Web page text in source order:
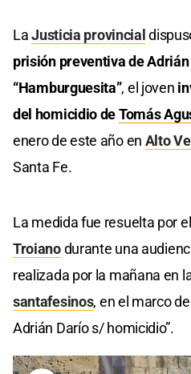
LaJusticia provincial
prisión preventiva de
“Hamburguesita”, el joven
del homicidio deTomás
enero de este año en Alto
Santa Fe.
La medida fue resuelta por
Troianodurante una
realizada por la mañana en
santafesinos, en el marco
Adrián Darío s/ homicidio”.